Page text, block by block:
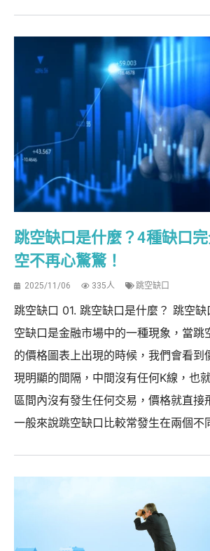
跳空缺口是什麼？4種缺口
空不再心驚驚！
2025/11/06 335人 跳空缺口
跳空缺口 01. 跳空缺口是什麼？ 跳空
空缺口是金融市場中的一種現象，當跳
的價格圖表上出現的時候，我們會看到
現明顯的間隔，中間沒有任何K線，也
區間內沒有發生任何交易，價格就直接
一般來說跳空缺口比較常發生在兩個不